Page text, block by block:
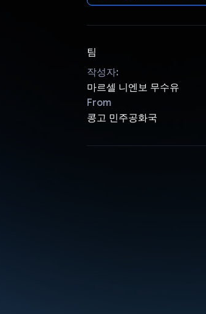
팀
작성자:
마르셀 니엔보 무수유
From
콩고 민주공화국